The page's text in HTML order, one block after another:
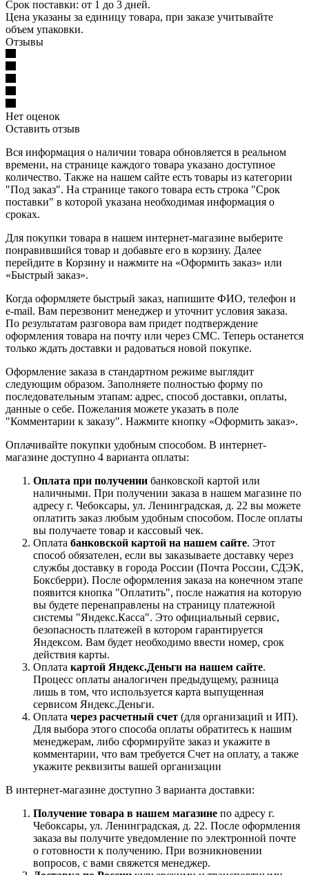
Срок поставки: от 1 до 3 дней.
Цена указаны за единицу товара, при заказе учитывайте
объем упаковки.
Отзывы
Нет оценок
Оставить отзыв
Вся информация о наличии товара обновляется в реальном
времени, на странице каждого товара указано доступное
количество. Также на нашем сайте есть товары из категории
"Под заказ". На странице такого товара есть строка "Срок
поставки" в которой указана необходимая информация о
сроках.
Для покупки товара в нашем интернет-магазине выберите
понравившийся товар и добавьте его в корзину. Далее
перейдите в Корзину и нажмите на «Оформить заказ» или
«Быстрый заказ».
Когда оформляете быстрый заказ, напишите ФИО, телефон и
e-mail. Вам перезвонит менеджер и уточнит условия заказа.
По результатам разговора вам придет подтверждение
оформления товара на почту или через СМС. Теперь останется
только ждать доставки и радоваться новой покупке.
Оформление заказа в стандартном режиме выглядит
следующим образом. Заполняете полностью форму по
последовательным этапам: адрес, способ доставки, оплаты,
данные о себе. Пожелания можете указать в поле
"Комментарии к заказу". Нажмите кнопку «Оформить заказ».
Оплачивайте покупки удобным способом. В интернет-
магазине доступно 4 варианта оплаты:
Оплата при получении банковской картой или
наличными. При получении заказа в нашем магазине по
адресу г. Чебоксары, ул. Ленинградская, д. 22 вы можете
оплатить заказ любым удобным способом. После оплаты
вы получаете товар и кассовый чек.
Оплата банковской картой на нашем сайте. Этот
способ обязателен, если вы заказываете доставку через
службы доставку в города России (Почта России, СДЭК,
Боксберри). После оформления заказа на конечном этапе
появится кнопка "Оплатить", после нажатия на которую
вы будете перенаправлены на страницу платежной
системы "Яндекс.Касса". Это официальный сервис,
безопасность платежей в котором гарантируется
Яндексом. Вам будет необходимо ввести номер, срок
действия карты.
Оплата картой Яндекс.Деньги на нашем сайте.
Процесс оплаты аналогичен предыдущему, разница
лишь в том, что используется карта выпущенная
сервисом Яндекс.Деньги.
Оплата через расчетный счет (для организаций и ИП).
Для выбора этого способа оплаты обратитесь к нашим
менеджерам, либо сформируйте заказ и укажите в
комментарии, что вам требуется Счет на оплату, а также
укажите реквизиты вашей организации
В интернет-магазине доступно 3 варианта доставки:
Получение товара в нашем магазине по адресу г.
Чебоксары, ул. Ленинградская, д. 22. После оформления
заказа вы получите уведомление по электронной почте
о готовности к получению. При возникновении
вопросов, с вами свяжется менеджер.